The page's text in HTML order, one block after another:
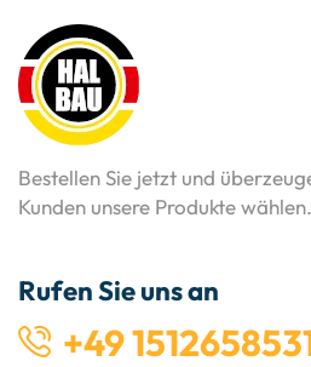
Bestellen Sie jetzt und
Kunden unsere Produkte wählen.
Rufen Sie uns an
+49